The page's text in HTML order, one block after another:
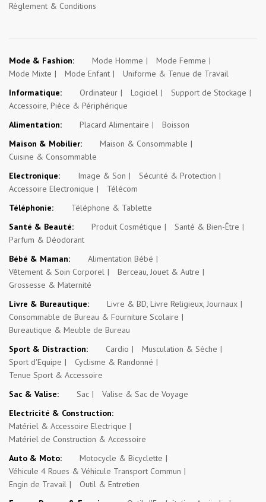
Règlement & Conditions
Mode & Fashion: Mode Homme
Mode Femme
Mode Mixte
Mode Enfant
Uniforme & Tenue de Travail
Informatique:
Ordinateur Logiciel
Support de Stockage
Accessoire, Pièce & Périphérique
Alimentation:
Placard Alimentaire
Boisson
Maison & Mobilier:
Maison & Consommable
Cuisine & Consommable
Electronique:
Image & Son
Sécurité & Protection
Accessoire Electronique
Télécom
Téléphonie:
Téléphone & Tablette
Santé & Beauté:
Produit Cosmétique
Santé & Bien-Être
Parfum & Déodorant
Bébé & Maman:
Alimentation Bébé
Vêtement & Soin Corporel
Berceau, Jouet & Autre
Grossesse & Maternité
Livre & Bureautique:
Livre & BD, Livre Religieux, Journaux
Consommable de Bureau & Fourniture Scolaire
Bureautique & Meuble de Bureau
Sport & Distraction:
Cardio
Musculation & Sèche
Sport d'Equipe
Cyclisme & Randonné
Tenue Sport & Accessoire
Sac & Valise:
Sac
Valise & Sac de Voyage
Electricité & Construction:
Matériel & Accessoire Electrique
Matériel de Construction & Accessoire
Auto & Moto:
Motocycle & Bicyclette
Véhicule 4 Roues & Véhicule Transport Commun
Engin de Travail
Outil & Entretien